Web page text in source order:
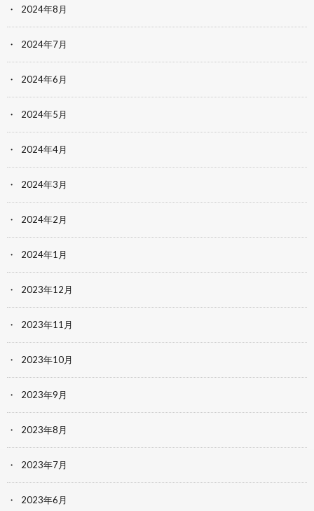
2024年8月
2024年7月
2024年6月
2024年5月
2024年4月
2024年3月
2024年2月
2024年1月
2023年12月
2023年11月
2023年10月
2023年9月
2023年8月
2023年7月
2023年6月